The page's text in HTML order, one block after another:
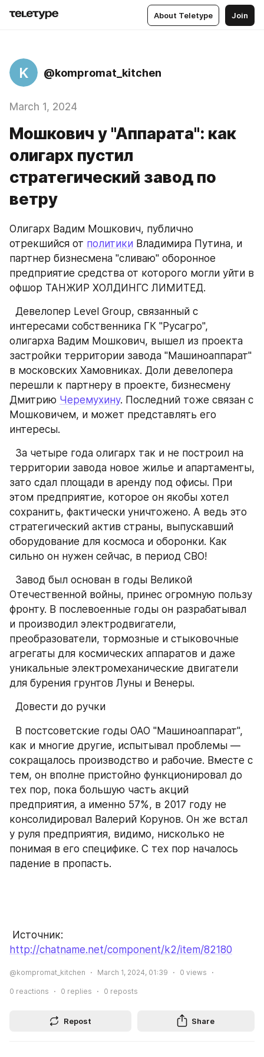
About Teletype Join
K @kompromat_kitchen
March 1, 2024
Мошкович у "Аппарата": как
олигарх пустил
стратегический завод по
ветру
Олигарх Вадим Мошкович, публично
отрекшийся от политики Владимира Путина, и
партнер бизнесмена "сливаю" оборонное
предприятие средства от которого могли уйти в
офшор ТАНЖИР ХОЛДИНГС ЛИМИТЕД.
интересами собственника ГК "Русагро",
олигарха Вадим Мошкович, вышел из проекта
застройки территории завода "Машиноаппарат"
в московских Хамовниках. Доли девелопера
перешли к партнеру в проекте, бизнесмену
Дмитрию Черемухину. Последний тоже связан с
Мошковичем, и может представлять его
интересы.
территории завода новое жилье и апартаменты,
зато сдал площади в аренду под офисы. При
этом предприятие, которое он якобы хотел
сохранить, фактически уничтожено. А ведь это
стратегический актив страны, выпускавший
оборудование для космоса и оборонки. Как
сильно он нужен сейчас, в период СВО!
Отечественной войны, принес огромную пользу
фронту. В послевоенные годы он разрабатывал
и производил электродвигатели,
преобразователи, тормозные и стыковочные
агрегаты для космических аппаратов и даже
уникальные электромеханические двигатели
для бурения грунтов Луны и Венеры.
  Довести до ручки
как и многие другие, испытывал проблемы —
сокращалось производство и рабочие. Вместе с
тем, он вполне пристойно функционировал до
тех пор, пока большую часть акций
предприятия, а именно 57%, в 2017 году не
консолидировал Валерий Корунов. Он же встал
у руля предприятия, видимо, нисколько не
понимая в его специфике. С тех пор началось
падение в пропасть.
http://chatname.net/component/k2/item/82180
@kompromat_kitchen March 1, 2024, 01:39 0 views
0 reactions 0 replies 0 reposts
Repost Share